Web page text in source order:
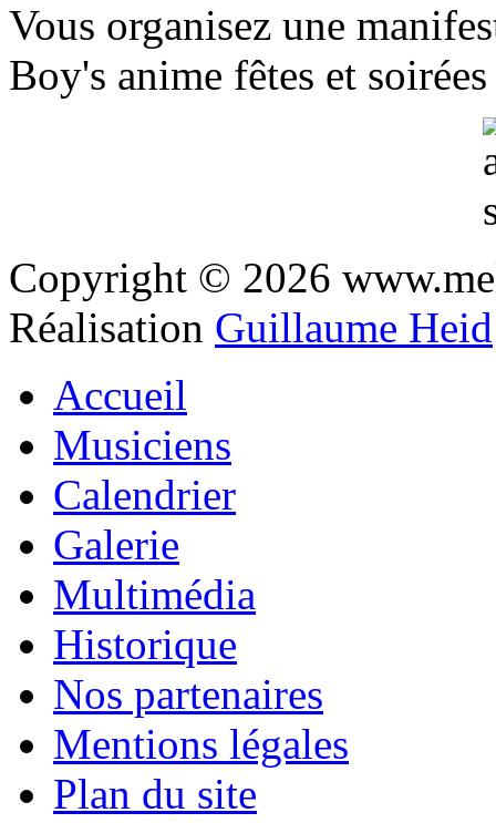
Vous organisez une
Boy's anime fêtes et
Copyright © 2026
Réalisation Guillaume Heid
Accueil
Musiciens
Calendrier
Galerie
Multimédia
Historique
Nos partenaires
Mentions légales
Plan du site